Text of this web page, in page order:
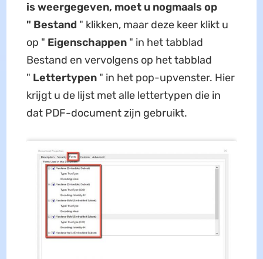
is weergegeven, moet u nogmaals op
" Bestand " klikken, maar deze keer klikt u
op " Eigenschappen" in het tabblad
Bestand en vervolgens op het tabblad
" Lettertypen" in het pop-upvenster. Hier
krijgt u de lijst met alle lettertypen die in
dat PDF-document zijn gebruikt.